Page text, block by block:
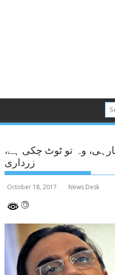
وہ تو ٹوٹ چکی ہے،
زرداری
October 18, 2017 News Desk